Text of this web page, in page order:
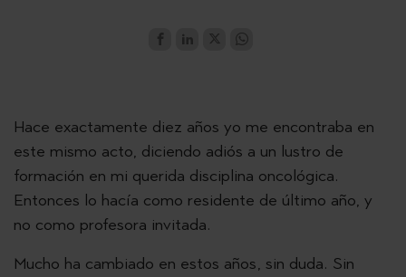
Hace exactamente diez años yo me encontraba en
este mismo acto, diciendo adiós a un lustro de
formación en mi querida disciplina oncológica.
Entonces lo hacía como residente de último año, y
no como profesora invitada.
Mucho ha cambiado en estos años, sin duda. Sin